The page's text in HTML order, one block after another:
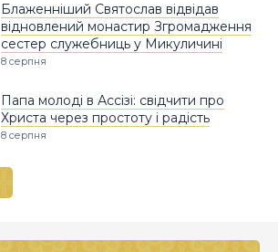
Блаженніший Святослав відвідав
відновлений монастир Згромадження
сестер служебниць у Микуличині
8 серпня
Папа молоді в Ассізі: свідчити про
Христа через простоту і радість
8 серпня